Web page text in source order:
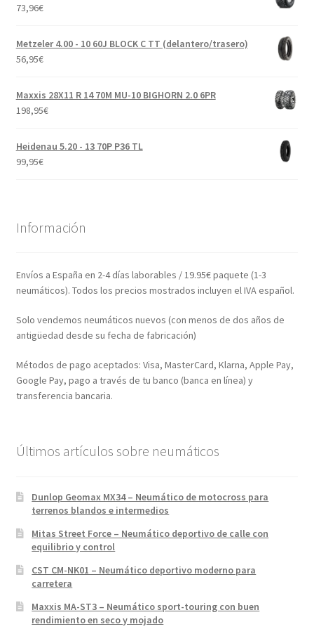
73,96€
Metzeler 4.00 - 10 60J BLOCK C TT (delantero/trasero)
56,95€
Maxxis 28X11 R 14 70M MU-10 BIGHORN 2.0 6PR
198,95€
Heidenau 5.20 - 13 70P P36 TL
99,95€
Información
Envíos a España en 2-4 días laborables / 19.95€ paquete (1-3
neumáticos). Todos los precios mostrados incluyen el IVA español.
Solo vendemos neumáticos nuevos (con menos de dos años de
antigüedad desde su fecha de fabricación)
Métodos de pago aceptados: Visa, MasterCard, Klarna, Apple Pay,
Google Pay, pago a través de tu banco (banca en línea) y
transferencia bancaria.
Últimos artículos sobre neumáticos
Dunlop Geomax MX34 – Neumático de motocross para
terrenos blandos e intermedios
Mitas Street Force – Neumático deportivo de calle con
equilibrio y control
CST CM-NK01 – Neumático deportivo moderno para
carretera
Maxxis MA-ST3 – Neumático sport-touring con buen
rendimiento en seco y mojado